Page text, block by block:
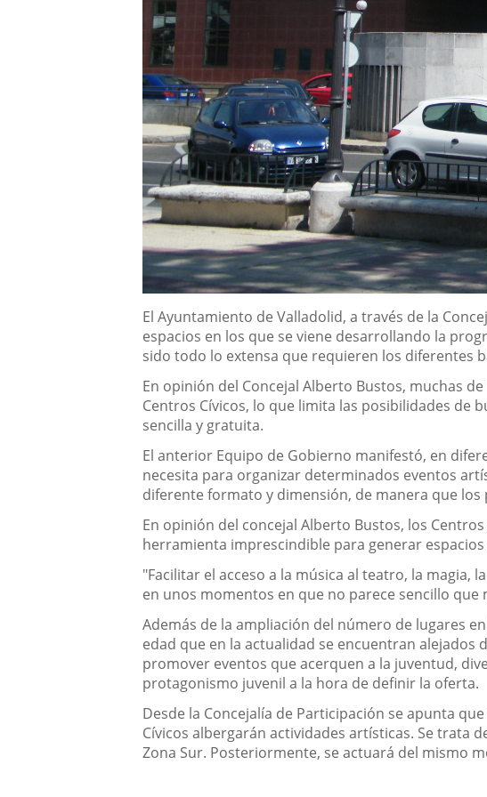
Descripción
El Ayuntamiento de Valladolid, a través de la
espacios en los que se viene desarrollando la
sido todo lo extensa que requieren los diferentes
En opinión del Concejal Alberto Bustos, muchas
Centros Cívicos, lo que limita las posibilidades de
sencilla y gratuita.
El anterior Equipo de Gobierno manifestó, en
necesita para organizar determinados eventos
diferente formato y dimensión, de manera que
En opinión del concejal Alberto Bustos, los
herramienta imprescindible para generar
"Facilitar el acceso a la música al teatro, la
en unos momentos en que no parece sencillo
Además de la ampliación del número de lugares
edad que en la actualidad se encuentran alejados
promover eventos que acerquen a la juventud,
protagonismo juvenil a la hora de definir la oferta.
Desde la Concejalía de Participación se apunta
Cívicos albergarán actividades artísticas. Se trata
Zona Sur. Posteriormente, se actuará del mismo